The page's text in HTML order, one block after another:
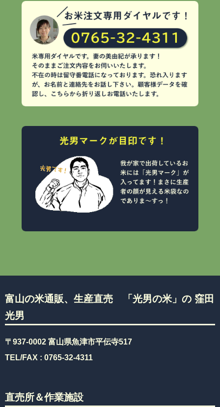
富山の米通販、生産直売 「光男の米」の 窪田
光男
〒937-0002 富山県魚津市平伝寺517
TEL/FAX : 0765-32-4311
直売所＆作業施設